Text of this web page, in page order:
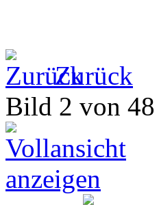
Zurück
Bild 2 von 48